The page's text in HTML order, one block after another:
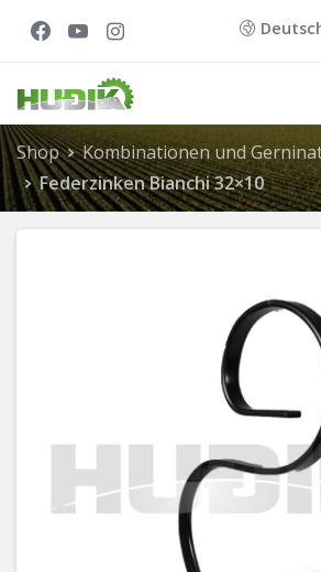
Shop
Kombinationen und
Federzinken Bianchi 32×10